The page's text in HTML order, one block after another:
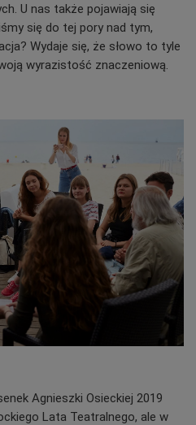
U nas także pojawiają się
się do tej pory nad tym,
Wydaje się, że słowo to tyle
wyrazistość znaczeniową.
Agnieszki Osieckiej 2019
Lata Teatralnego, ale w